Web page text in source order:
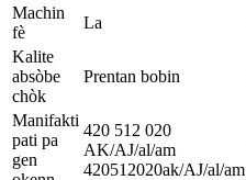
Machin
fè
La
Kalite
absòbe
chòk
Prentan bobin
Manifakti
pati pa
gen
420 512 020
AK/AJ/al/am
420512020ak/AJ/al/am